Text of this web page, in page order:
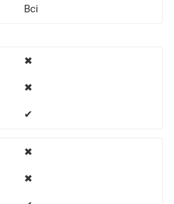
Всі
✖
✖
✔
✖
✖